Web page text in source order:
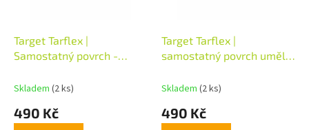
Target Tarflex |
Samostatný povrch -
Skladem (2 ks)
490 Kč
Target Tarflex |
samostatný povrch umělá
Skladem (2 ks)
490 Kč